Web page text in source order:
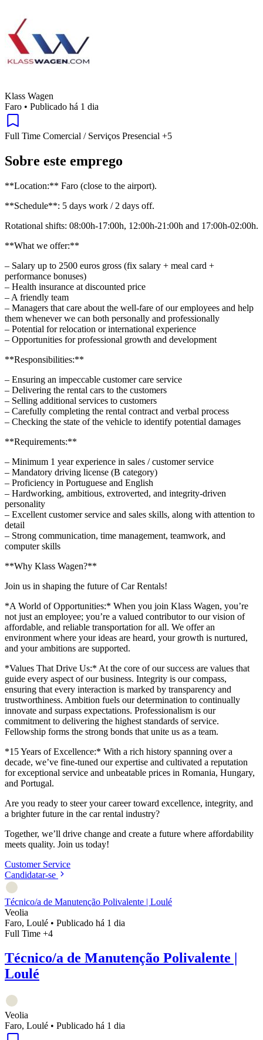
Klass Wagen
Faro • Publicado há 1 dia
Full Time Comercial / Serviços Presencial +5
Sobre este emprego
**Location:** Faro (close to the airport).
**Schedule**: 5 days work / 2 days off.
Rotational shifts: 08:00h-17:00h, 12:00h-21:00h and 17:00h-02:00h.
**What we offer:**
– Salary up to 2500 euros gross (fix salary + meal card +
performance bonuses)
– Health insurance at discounted price
– A friendly team
– Managers that care about the well-fare of our employees and help
them whenever we can both personally and professionally
– Potential for relocation or international experience
– Opportunities for professional growth and development
**Responsibilities:**
– Ensuring an impeccable customer care service
– Delivering the rental cars to the customers
– Selling additional services to customers
– Carefully completing the rental contract and verbal process
– Checking the state of the vehicle to identify potential damages
**Requirements:**
– Minimum 1 year experience in sales / customer service
– Mandatory driving license (B category)
– Proficiency in Portuguese and English
– Hardworking, ambitious, extroverted, and integrity-driven
personality
– Excellent customer service and sales skills, along with attention to
detail
– Strong communication, time management, teamwork, and
computer skills
**Why Klass Wagen?**
Join us in shaping the future of Car Rentals!
*A World of Opportunities:* When you join Klass Wagen, you’re
not just an employee; you’re a valued contributor to our vision of
affordable, and reliable transportation for all. We offer an
environment where your ideas are heard, your growth is nurtured,
and your ambitions are supported.
*Values That Drive Us:* At the core of our success are values that
guide every aspect of our business. Integrity is our compass,
ensuring that every interaction is marked by transparency and
trustworthiness. Ambition fuels our determination to continually
innovate and surpass expectations. Professionalism is our
commitment to delivering the highest standards of service.
Fellowship forms the strong bonds that unite us as a team.
*15 Years of Excellence:* With a rich history spanning over a
decade, we’ve fine-tuned our expertise and cultivated a reputation
for exceptional service and unbeatable prices in Romania, Hungary,
and Portugal.
Are you ready to steer your career toward excellence, integrity, and
a brighter future in the car rental industry?
Together, we’ll drive change and create a future where affordability
meets quality. Join us today!
Customer Service
Candidatar-se
Técnico/a de Manutenção Polivalente | Loulé
Veolia
Faro, Loulé • Publicado há 1 dia
Full Time +4
Técnico/a de Manutenção Polivalente |
Loulé
Veolia
Faro, Loulé • Publicado há 1 dia